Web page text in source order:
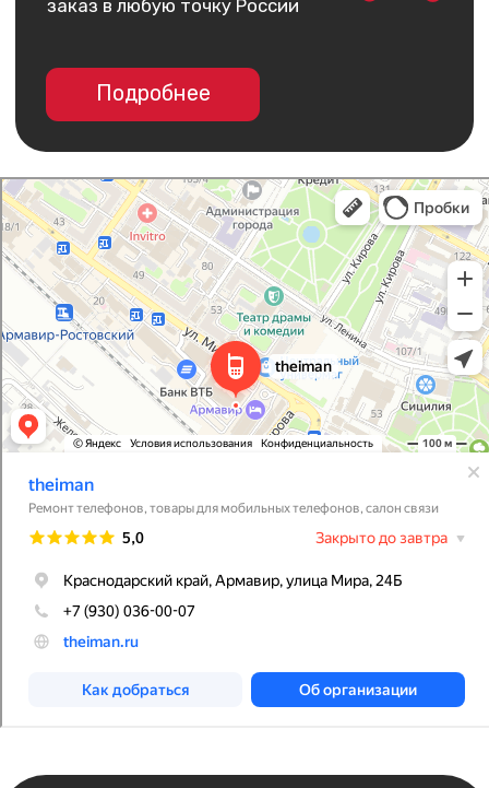
I Man
Салон связи в Армавире
Товары для мобильных телефонов в Армавире